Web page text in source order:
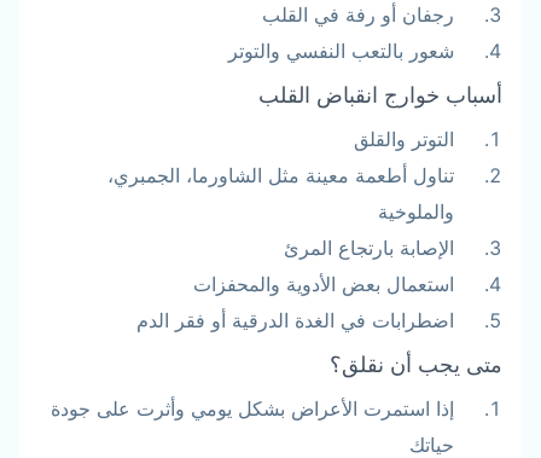
رجفان أو رفة في القلب
شعور بالتعب النفسي والتوتر
أسباب خوارج انقباض القلب
التوتر والقلق
تناول أطعمة معينة مثل الشاورما، الجمبري،
والملوخية
الإصابة بارتجاع المرئ
استعمال بعض الأدوية والمحفزات
اضطرابات في الغدة الدرقية أو فقر الدم
متى يجب أن نقلق؟
إذا استمرت الأعراض بشكل يومي وأثرت على جودة
حياتك